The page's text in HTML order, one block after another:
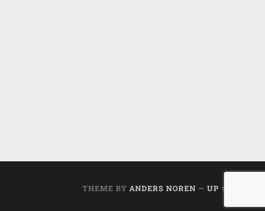
THEME BY ANDERS NOREN — UP ↑